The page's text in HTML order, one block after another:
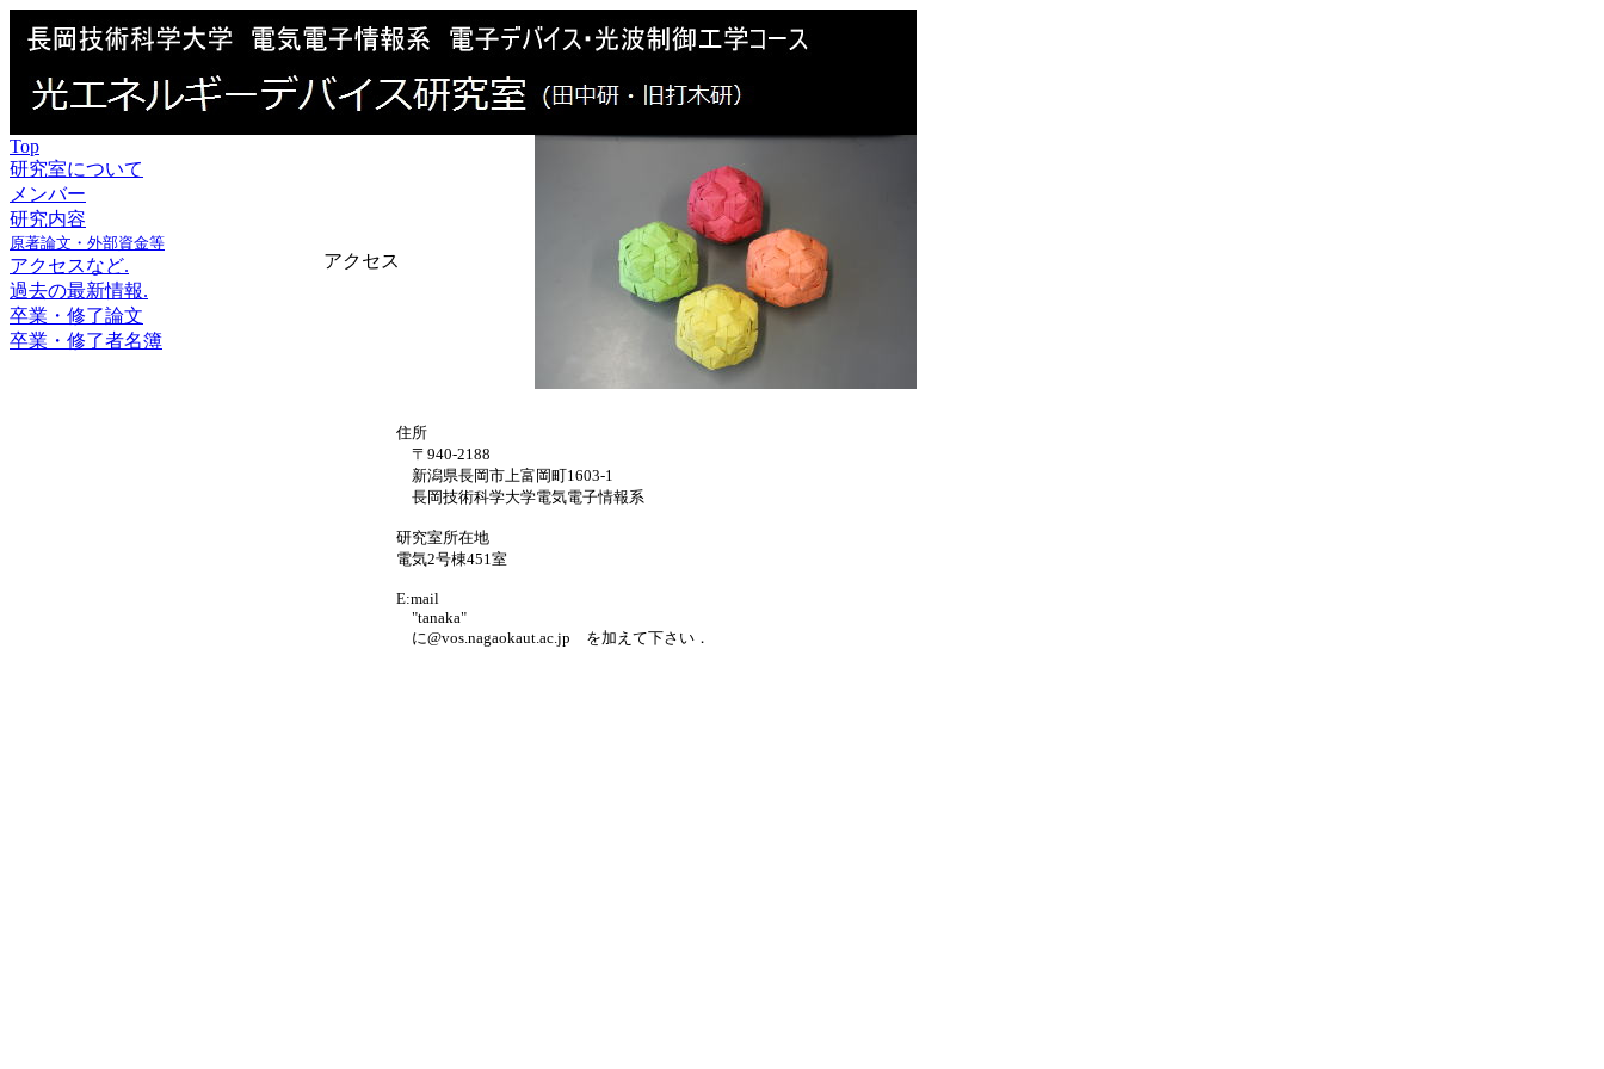
Top
研究室について
メンバー
研究内容
原著論文・外部資金等
アクセスなど.
過去の最新情報.
卒業・修了論文
卒業・修了者名簿
アクセス
住所
〒940-2188
新潟県長岡市上富岡町1603-1
長岡技術科学大学電気電子情報系
研究室所在地
電気2号棟451室
E:mail
"tanaka"
に@vos.nagaokaut.ac.jp を加えて下さい．